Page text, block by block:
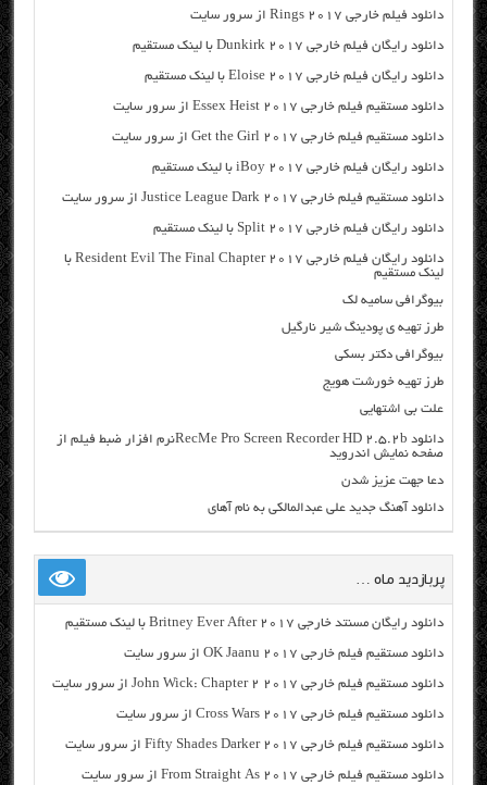
دانلود فیلم خارجی Rings 2017 از سرور سایت
دانلود رایگان فیلم خارجی Dunkirk 2017 با لینک مستقیم
دانلود رایگان فیلم خارجی Eloise 2017 با لینک مستقیم
دانلود مستقیم فیلم خارجی Essex Heist 2017 از سرور سایت
دانلود مستقیم فیلم خارجی Get the Girl 2017 از سرور سایت
دانلود رایگان فیلم خارجی iBoy 2017 با لینک مستقیم
دانلود مستقیم فیلم خارجی Justice League Dark 2017 از سرور سایت
دانلود رایگان فیلم خارجی Split 2017 با لینک مستقیم
دانلود رایگان فیلم خارجی Resident Evil The Final Chapter 2017 با
لینک مستقیم
بیوگرافی سامیه لک
طرز تهیه ی پودینگ شیر نارگیل
بیوگرافی دکتر بسکی
طرز تهیه خورشت هویج
علت بی اشتهایی
دانلود RecMe Pro Screen Recorder HD 2.5.2bنرم افزار ضبط فیلم از
صفحه نمایش اندروید
دعا جهت عزیز شدن
دانلود آهنگ جدید علی عبدالمالکی به نام آهای
پربازدید ماه …
دانلود رایگان مسنتد خارجی Britney Ever After 2017 با لینک مستقیم
دانلود مستقیم فیلم خارجی OK Jaanu 2017 از سرور سایت
دانلود مستقیم فیلم خارجی John Wick: Chapter 2 2017 از سرور سایت
دانلود مستقیم فیلم خارجی Cross Wars 2017 از سرور سایت
دانلود مستقیم فیلم خارجی Fifty Shades Darker 2017 از سرور سایت
دانلود مستقیم فیلم خارجی From Straight As 2017 از سرور سایت